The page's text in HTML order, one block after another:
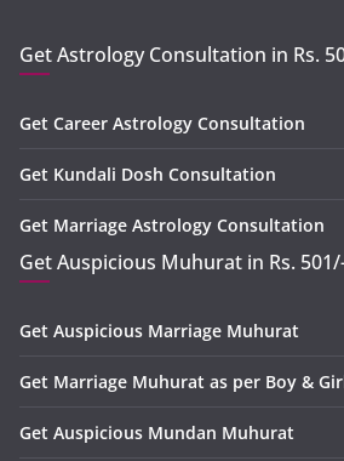
Get Astrology Consultation in Rs.
Get Career Astrology Consultation
Get Kundali Dosh Consultation
Get Marriage Astrology Consultation
Get Auspicious Muhurat in Rs.
Get Auspicious Marriage Muhurat
Get Marriage Muhurat as per Boy &
Get Auspicious Mundan Muhurat